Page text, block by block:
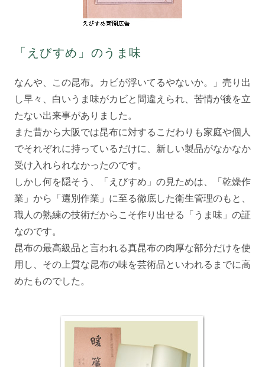
「えびすめ」のうま味
なんや、この昆布。カビが浮いてるやないか。」売り出
し早々、白いうま味がカビと間違えられ、苦情が後を立
たない出来事がありました。
また昔から大阪では昆布に対するこだわりも家庭や個人
でそれぞれに持っているだけに、新しい製品がなかなか
受け入れられなかったのです。
しかし何を隠そう、「えびすめ」の見ためは、「乾燥作
業」から「選別作業」に至る徹底した衛生管理のもと、
職人の熟練の技術だからこそ作り出せる「うま味」の証
なのです。
昆布の最高級品と言われる真昆布の肉厚な部分だけを使
用し、その上質な昆布の味を芸術品といわれるまでに高
めたものでした。